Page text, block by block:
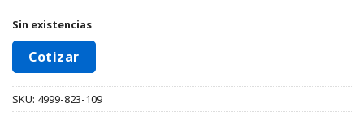
Sin existencias
Cotizar
SKU: 4999-823-109